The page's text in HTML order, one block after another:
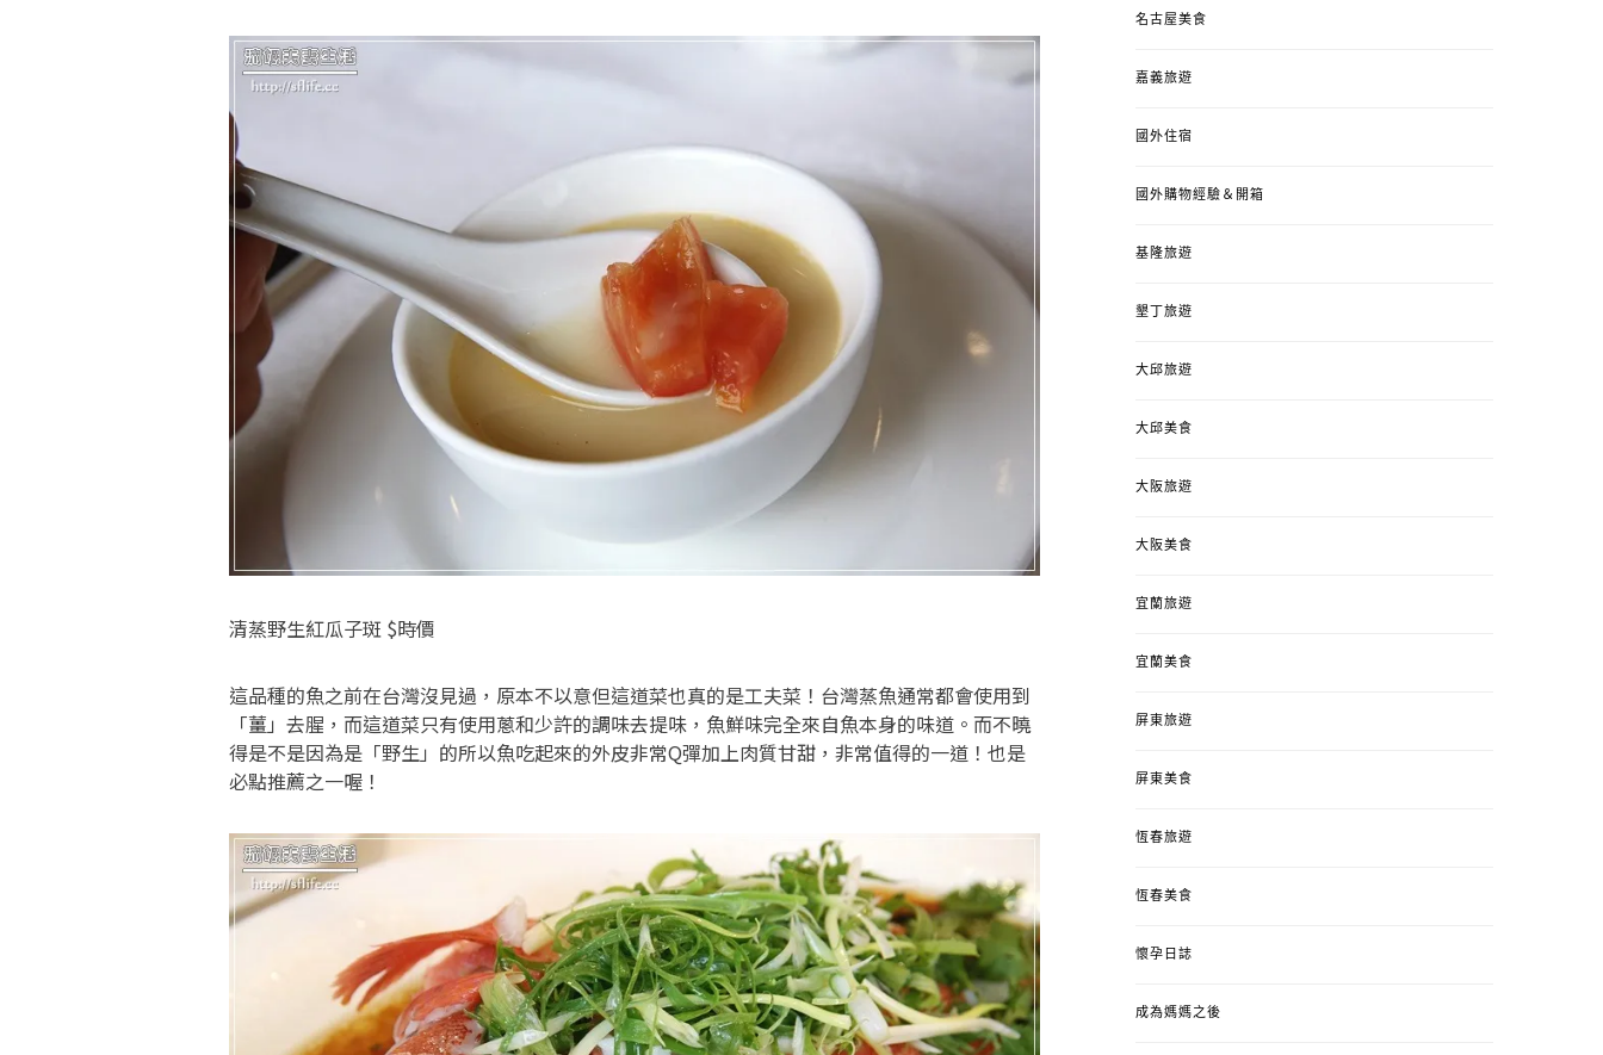
清蒸野生紅瓜子斑 $時價
這品種的魚之前在台灣沒見過，原本不以意但這道菜也真的是工夫菜！台灣蒸魚通常都會使用到
「薑」去腥，而這道菜只有使用蔥和少許的調味去提味，魚鮮味完全來自魚本身的味道。而不曉
得是不是因為是「野生」的所以魚吃起來的外皮非常Q彈加上肉質甘甜，非常值得的一道！也是
必點推薦之一喔！
名古屋美食
嘉義旅遊
國外住宿
國外購物經驗＆開箱
基隆旅遊
墾丁旅遊
大邱旅遊
大邱美食
大阪旅遊
大阪美食
宜蘭旅遊
宜蘭美食
屏東旅遊
屏東美食
恆春旅遊
恆春美食
懷孕日誌
成為媽媽之後